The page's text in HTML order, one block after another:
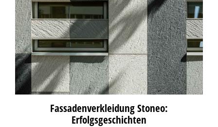
Fassadenverkleidung Stoneo:
Erfolgsgeschichten